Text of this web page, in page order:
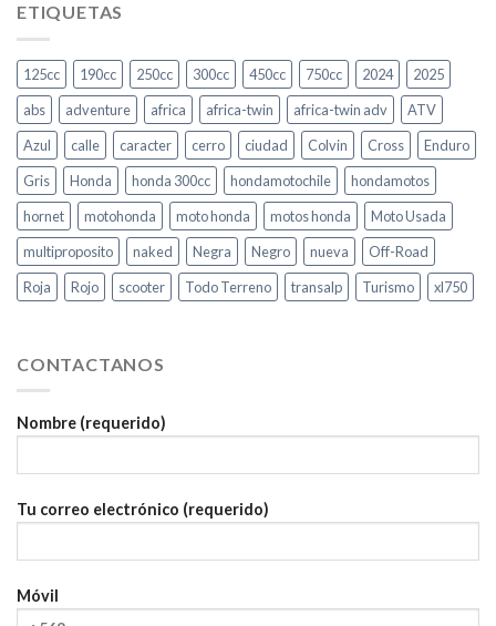
ETIQUETAS
125cc 190cc 250cc 300cc 450cc 750cc 2024
2025
abs
adventure africa africa-twin africa-twin adv
ATV
Azul
calle caracter cerro ciudad Colvin Cross
Enduro
Gris
Honda honda 300cc hondamotochile
hondamotos
hornet
motohonda moto honda motos honda
Moto Usada
multiproposito
naked Negra Negro nueva
Off-Road
Roja
Rojo scooter Todo Terreno transalp Turismo xl750
CONTACTANOS
Nombre (requerido)
Tu correo electrónico (requerido)
Móvil